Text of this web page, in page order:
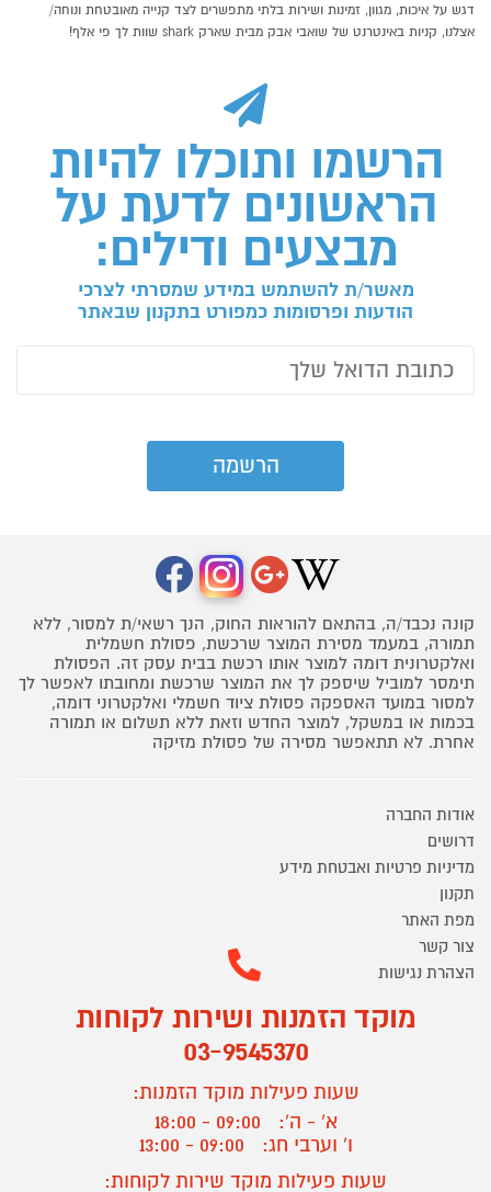
דגש על איכות, מגוון, זמינות ושירות בלתי מתפשרים לצד קנייה מאובטחת ונוחה/
אצלנו, קניות באינטרנט של שואבי אבק מבית שארק shark שוות לך פי אלף!
הרשמו ותוכלו להיות
הראשונים לדעת על
מבצעים ודילים:
מאשר/ת להשתמש במידע שמסרתי לצרכי
הודעות ופרסומות כמפורט בתקנון שבאתר
קונה נכבד/ה, בהתאם להוראות החוק, הנך רשאי/ת למסור, ללא
תמורה, במעמד מסירת המוצר שרכשת, פסולת חשמלית
ואלקטרונית דומה למוצר אותו רכשת בבית עסק זה. הפסולת
תימסר למוביל שיספק לך את המוצר שרכשת ומחובתו לאפשר לך
למסור במועד האספקה פסולת ציוד חשמלי ואלקטרוני דומה,
בכמות או במשקל, למוצר החדש וזאת ללא תשלום או תמורה
אחרת. לא תתאפשר מסירה של פסולת מזיקה
אודות החברה
דרושים
מדיניות פרטיות ואבטחת מידע
תקנון
מפת האתר
צור קשר
הצהרת נגישות
מוקד הזמנות ושירות לקוחות
03-9545370
שעות פעילות מוקד הזמנות:
א' - ה':
09:00 - 18:00
ו' וערבי חג:
09:00 - 13:00
שעות פעילות מוקד שירות לקוחות: